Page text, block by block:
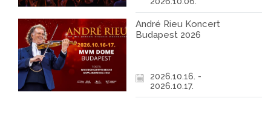
André Rieu Koncert
Budapest 2026
2026.10.16. -
2026.10.17.